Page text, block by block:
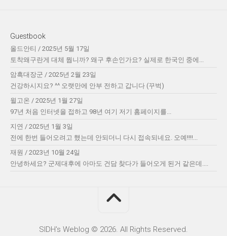
Guestbook
올드안티 / 2025년 5월 17일
토착왜구란게 대체 뭡니까? 왜구 후손인가요? 실제로 한국인 중에...
암흑대장군 / 2025년 2월 23일
건강하시지요? ^^ 오랫만에 안부 전하고 갑니다 (꾸벅)
윌고온 / 2025년 1월 27일
97년 처음 인터넷을 접하고 98년 여기 저기 홈페이지를...
지연 / 2025년 1월 3일
전에 한번 들어오려고 했는데 안되더니 다시 접속되네요. 오예!!!!...
재원 / 2023년 10월 24일
안녕하세요? 군제대후에 아마도 건담 찾다가 들어오게 된거 같은데....
SIDH′s Weblog © 2026. All Rights Reserved.